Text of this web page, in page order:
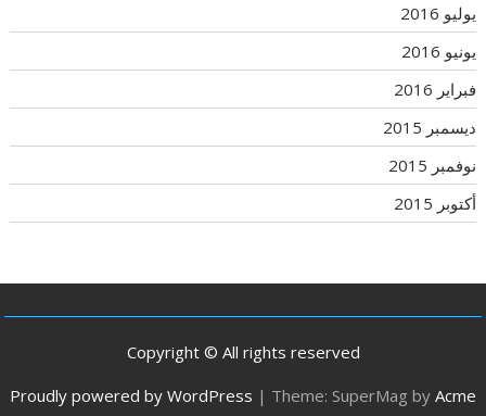
يوليو 2016
يونيو 2016
فبراير 2016
ديسمبر 2015
نوفمبر 2015
أكتوبر 2015
Copyright © All rights reserved
Proudly powered by WordPress | Theme: SuperMag by Acme